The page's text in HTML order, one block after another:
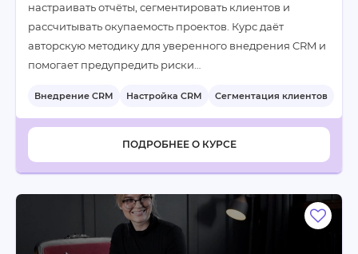
настраивать отчёты, сегментировать клиентов и
рассчитывать окупаемость проектов. Курс даёт
авторскую методику для уверенного внедрения CRM и
помогает предупредить риски…
Внедрение CRM Настройка CRM
Сегментация клиентов
+5
ПОДРОБНЕЕ О КУРСЕ